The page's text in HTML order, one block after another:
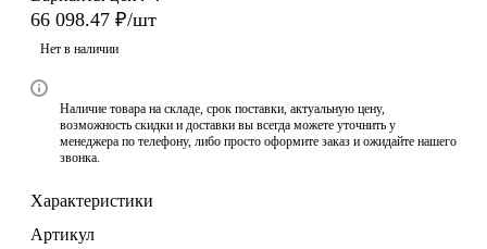
66 098.47 ₽/шт
Нет в наличии
Наличие товара на складе, срок поставки, актуальную цену,
возможность скидки и доставки вы всегда можете уточнить у
менеджера по телефону, либо просто оформите заказ и ожидайте нашего
звонка.
Характеристики
Артикул